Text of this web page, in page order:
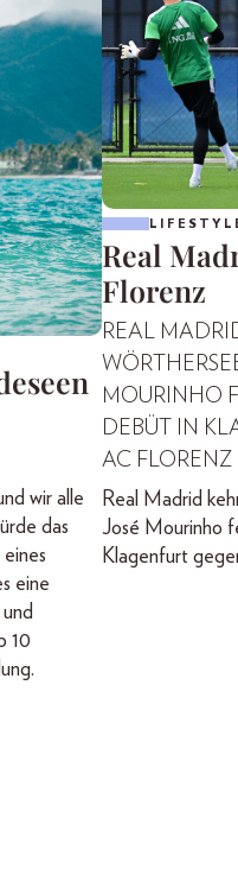
wir alle
das
eine
10
Real
Florenz
REAL
MOURINHO
DEBÜT IN
AC FLORENZ
Real Madrid
José Mourinho
Klagenfurt